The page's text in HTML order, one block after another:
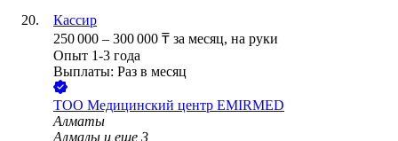
Кассир
250 000 – 300 000 ₸ за месяц, на руки
Опыт 1-3 года
Выплаты: Раз в месяц
ТОО Медицинский центр EMIRMED
Алматы
Алмалы и еще 3